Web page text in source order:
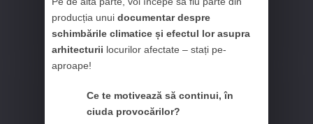
producția unui documentar despre
schimbările climatice și efectul lor asupra
arhitecturii locurilor afectate – stați pe-
aproape!
Ce te motivează să continui, în
ciuda provocărilor?